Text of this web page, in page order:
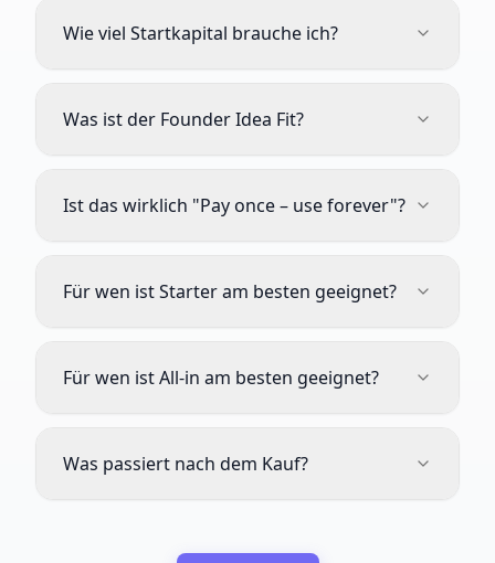
Wie viel Startkapital brauche ich?
Was ist der Founder Idea Fit?
Ist das wirklich "Pay once – use forever"?
Für wen ist Starter am besten geeignet?
Für wen ist All-in am besten geeignet?
Was passiert nach dem Kauf?